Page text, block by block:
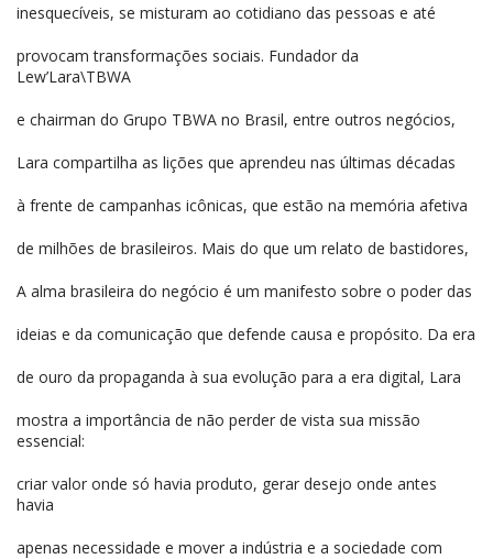
inesquecíveis, se misturam ao cotidiano das pessoas e até
provocam transformações sociais. Fundador da
Lew’Lara\TBWA
e chairman do Grupo TBWA no Brasil, entre outros negócios,
Lara compartilha as lições que aprendeu nas últimas décadas
à frente de campanhas icônicas, que estão na memória afetiva
de milhões de brasileiros. Mais do que um relato de bastidores,
A alma brasileira do negócio é um manifesto sobre o poder das
ideias e da comunicação que defende causa e propósito. Da era
de ouro da propaganda à sua evolução para a era digital, Lara
mostra a importância de não perder de vista sua missão
essencial:
criar valor onde só havia produto, gerar desejo onde antes
havia
apenas necessidade e mover a indústria e a sociedade com